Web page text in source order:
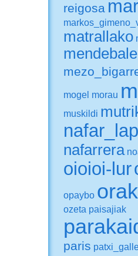
reigosa
matrallako
mogel morau
muskildi
nafarrera
oioioi-lur
opaybo
ozeta paisajiak
paris